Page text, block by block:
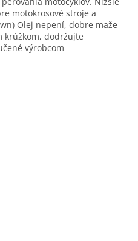
motokrosové stroje a
Olej nepení, dobre maže
krúžkom, dodržujte
výrobcom